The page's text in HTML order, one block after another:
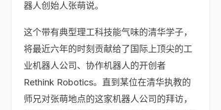
器人创始人张萌说。
这个带有典型理工科技能气味的清华学子，
将最近六年的时刻贡献给了国际上顶尖的工
业机器人公司、协作机器人的开创者
Rethink Robotics。直到某位在清华执教的
师兄对张萌地点的这家机器人公司的拜访，